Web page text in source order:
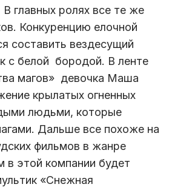
главных ролях все те же
Конкуренцию елочной
составить вездесущий
с белой бородой. В ленте
магов» девочка Маша
крылатых огненных
людьми, которые
Дальше все похоже на
фильмов в жанре
в этой компании будет
«Снежная